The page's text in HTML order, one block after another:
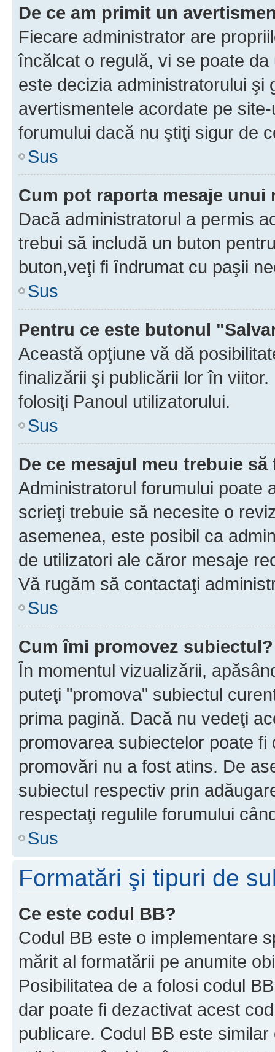
De ce am primit un
Fiecare administrator are
încălcat o regulă, vi se poate
este decizia administratorului şi
avertismentele acordate pe
forumului dacă nu ştiţi sigur de
Sus
Cum pot raporta mesaje unui
Dacă administratorul a permis
trebui să includă un buton
buton,veţi fi îndrumat cu paşii
Sus
Pentru ce este butonul
Această opţiune vă dă
finalizării şi publicării lor în
folosiţi Panoul utilizatorului.
Sus
De ce mesajul meu trebuie
Administratorul forumului poate
scrieţi trebuie să necesite o
asemenea, este posibil ca
de utilizatori ale căror mesaje
Vă rugăm să contactaţi
Sus
Cum îmi promovez subiectul?
În momentul vizualizării,
puteţi "promova" subiectul
prima pagină. Dacă nu vedeţi
promovarea subiectelor poate
promovări nu a fost atins. De
subiectul respectiv prin
respectaţi regulile forumului
Sus
Formatări şi tipuri de
Ce este codul BB?
Codul BB este o implementare
mărit al formatării pe anumite
Posibilitatea de a folosi codul
dar poate fi dezactivat acest
publicare. Codul BB este